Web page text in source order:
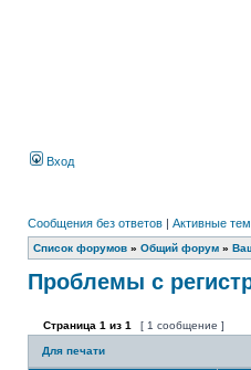
Вход
Сообщения без ответов | Активные
Список форумов » Общий форум »
Проблемы с
Страница 1 из 1 [ 1 сообщение ]
Для печати